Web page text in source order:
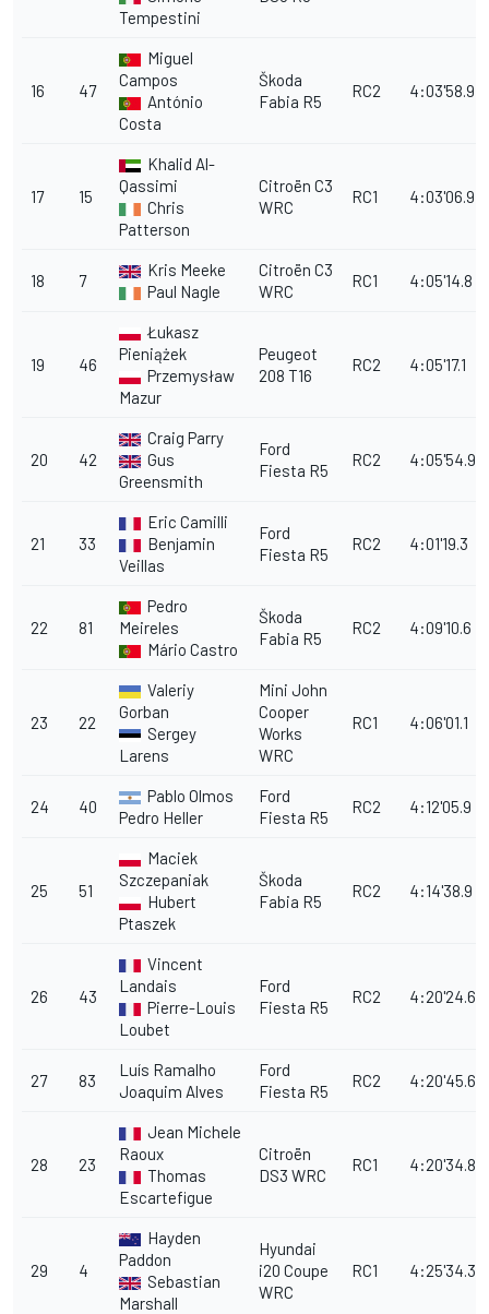
Tempestini
16 47
Miguel
Campos
António
Costa
Škoda
Fabia R5
RC2 4:03'58.9
17 15
Khalid Al-
Qassimi
Chris
Patterson
Citroën C3
WRC
RC1 4:03'06.9
18 7
Kris Meeke
Paul Nagle
Citroën C3
WRC
RC1 4:05'14.8
19 46
Łukasz
Pieniążek
Przemysław
Mazur
Peugeot
208 T16
RC2 4:05'17.1
20 42
Craig Parry
Gus
Greensmith
Ford
Fiesta R5
RC2 4:05'54.9
21 33
Eric Camilli
Benjamin
Veillas
Ford
Fiesta R5
RC2 4:01'19.3
22 81
Pedro
Meireles
Mário Castro
Škoda
Fabia R5
RC2 4:09'10.6
23 22
Valeriy
Gorban
Sergey
Larens
Mini John
Cooper
Works
WRC
RC1 4:06'01.1
24 40
Pablo Olmos
Pedro Heller
Ford
Fiesta R5
RC2 4:12'05.9
25 51
Maciek
Szczepaniak
Hubert
Ptaszek
Škoda
Fabia R5
RC2 4:14'38.9
26 43
Vincent
Landais
Pierre-Louis
Loubet
Ford
Fiesta R5
RC2 4:20'24.6
27 83
Luís Ramalho
Joaquim Alves
Ford
Fiesta R5
RC2 4:20'45.6
28 23
Jean Michele
Raoux
Thomas
Escartefigue
Citroën
DS3 WRC
RC1 4:20'34.8
29 4
Hayden
Paddon
Sebastian
Marshall
Hyundai
i20 Coupe
WRC
RC1 4:25'34.3